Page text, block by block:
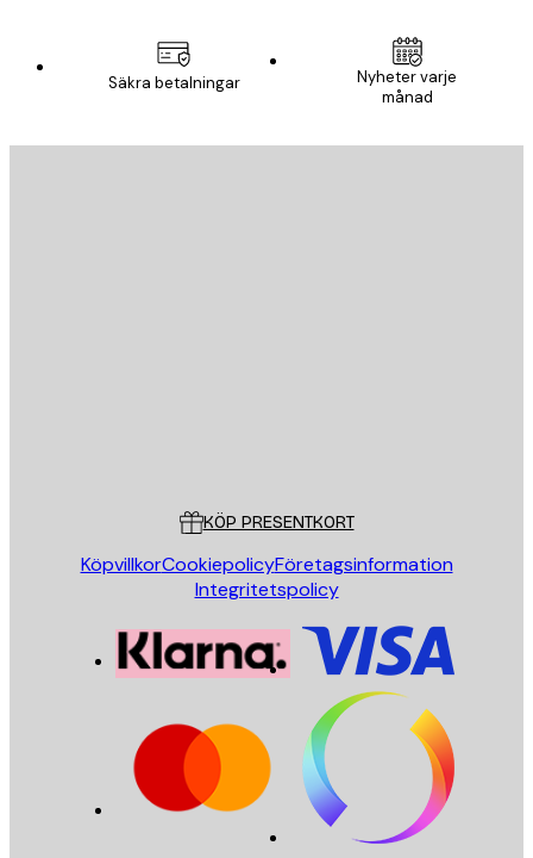
Säkra betalningar
Nyheter varje
månad
KÖP PRESENTKORT
KöpvillkorCookiepolicyFöretagsinformation
Integritetspolicy